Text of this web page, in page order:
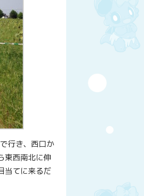
行き、西口か
東西南北に伸
当てに来るだ